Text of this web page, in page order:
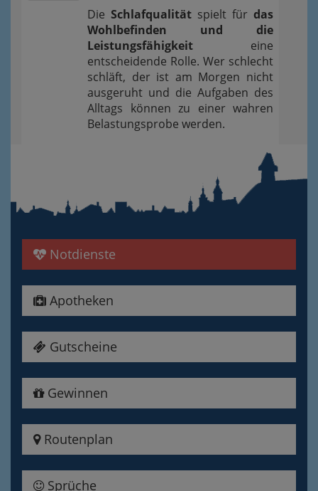
Die Schlafqualität spielt für das
Wohlbefinden und die
Leistungsfähigkeit eine
entscheidende Rolle. Wer schlecht
schläft, der ist am Morgen nicht
ausgeruht und die Aufgaben des
Alltags können zu einer wahren
Belastungsprobe werden.
Notdienste
Apotheken
Gutscheine
Gewinnen
Routenplan
Sprüche